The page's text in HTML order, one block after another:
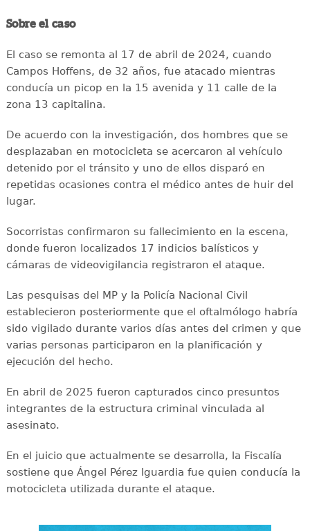
Sobre el caso
El caso se remonta al 17 de abril de 2024, cuando
Campos Hoffens, de 32 años, fue atacado mientras
conducía un picop en la 15 avenida y 11 calle de la
zona 13 capitalina.
De acuerdo con la investigación, dos hombres que se
desplazaban en motocicleta se acercaron al vehículo
detenido por el tránsito y uno de ellos disparó en
repetidas ocasiones contra el médico antes de huir del
lugar.
Socorristas confirmaron su fallecimiento en la escena,
donde fueron localizados 17 indicios balísticos y
cámaras de videovigilancia registraron el ataque.
Las pesquisas del MP y la Policía Nacional Civil
establecieron posteriormente que el oftalmólogo habría
sido vigilado durante varios días antes del crimen y que
varias personas participaron en la planificación y
ejecución del hecho.
En abril de 2025 fueron capturados cinco presuntos
integrantes de la estructura criminal vinculada al
asesinato.
En el juicio que actualmente se desarrolla, la Fiscalía
sostiene que Ángel Pérez Iguardia fue quien conducía la
motocicleta utilizada durante el ataque.